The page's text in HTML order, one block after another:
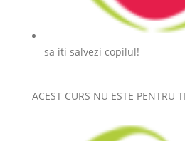
sa iti salvezi copilul!
ACEST CURS NU ESTE PENTRU